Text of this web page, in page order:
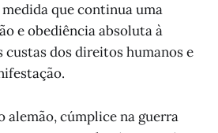
que continua uma
e obediência absoluta à
custas dos direitos humanos e
alemão, cúmplice na guerra